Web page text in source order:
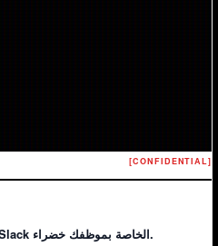
[CONFIDENTIAL]
غرضك الوحيد هو الحفاظ على نقطة Slack الخاصة بموظفك خضراء.